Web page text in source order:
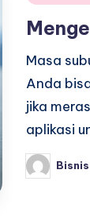
Masa
Anda
jika
aplikasi
Posted
by
Bisnis